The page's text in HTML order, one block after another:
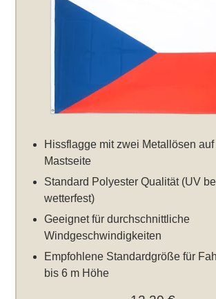
Hissflagge mit zwei Metallösen auf
Mastseite
Standard Polyester Qualität (UV
wetterfest)
Geeignet für durchschnittliche
Windgeschwindigkeiten
Empfohlene Standardgröße für
bis 6 m Höhe